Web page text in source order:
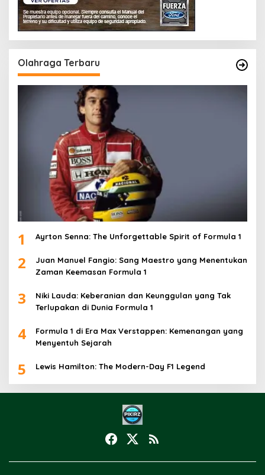
Olahraga Terbaru
1 Ayrton Senna: The Unforgettable Spirit of Formula 1
2
Juan Manuel Fangio: Sang Maestro yang Menentukan
Zaman Keemasan Formula 1
3
Niki Lauda: Keberanian dan Keunggulan yang Tak
Terlupakan di Dunia Formula 1
4
Formula 1 di Era Max Verstappen: Kemenangan yang
Menyentuh Sejarah
5 Lewis Hamilton: The Modern-Day F1 Legend